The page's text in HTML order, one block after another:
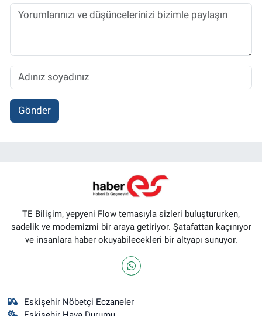
Gönder
TE Bilişim, yepyeni Flow temasıyla sizleri buluştururken,
sadelik ve modernizmi bir araya getiriyor. Şatafattan kaçınıyor
ve insanlara haber okuyabilecekleri bir altyapı sunuyor.
Eskişehir Nöbetçi Eczaneler